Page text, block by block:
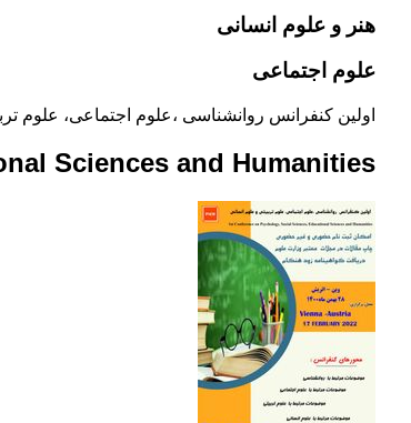
هنر و علوم انسانی
علوم اجتماعی
اولین کنفرانس روانشناسی ،علوم اجتماعی، علوم
Sciences and Humanities